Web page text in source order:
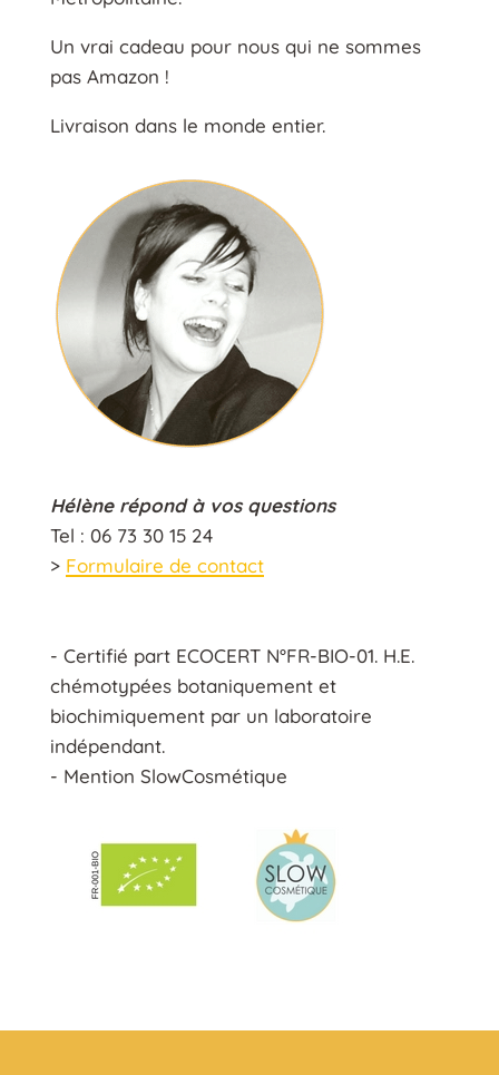
Un vrai cadeau pour nous qui ne sommes
pas Amazon !
Livraison dans le monde entier.
Hélène répond à vos questions
Tel : 06 73 30 15 24
> Formulaire de contact
- Certifié part ECOCERT N°FR-BIO-01. H.E.
chémotypées botaniquement et
biochimiquement par un laboratoire
indépendant.
- Mention SlowCosmétique